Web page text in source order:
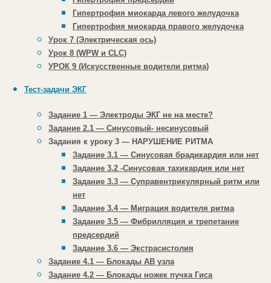
Гипертрофия миокарда левого желудочка
Гипертрофия миокарда правого желудочка
Урок 7 (Электрическая ось)
Урок 8 (WPW и CLC)
УРОК 9 (Искусственные водители ритма)
Тест-задачи ЭКГ
Задание 1 — Электроды ЭКГ не на месте?
Задание 2.1 — Синусовый- несинусовый
Задания к уроку 3 — НАРУШЕНИЕ РИТМА
Задание 3.1 — Синусовая брадикардия или нет
Задание 3.2 -Синусовая тахикардия или нет
Задание 3.3 — Суправентрикулярный ритм или
нет
Задание 3.4 — Миграция водителя ритма
Задание 3.5 — Фибрилляция и трепетание
предсердий
Задание 3.6 — Экстрасистолия
Задание 4.1 — Блокады АВ узла
Задание 4.2 — Блокады ножек пучка Гиса
Игорь
20.08.2015 на 23:3411 лет назад
Очень хотелось бы пройти
обучение, классные уроки! Будет ли
возобновлен проект???
Ответить
Гохман
Александр
02.09.2015 на 17:1411 лет
К сожалению в
ближайшее время проект
будет не активен.
Ответить